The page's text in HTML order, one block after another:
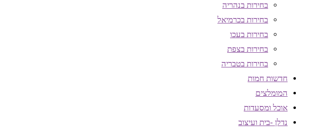
בחירות בנהריה
בחירות בכרמיאל
בחירות בעכו
בחירות בצפת
בחירות בטבריה
חדשות חמות
המומלצים
אוכל ומסעדות
נדלן -בית ועיצוב